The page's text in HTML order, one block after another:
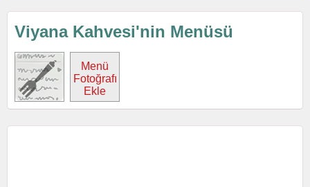
Viyana Kahvesi'nin Menüsü
Menü
Fotoğrafı
Ekle